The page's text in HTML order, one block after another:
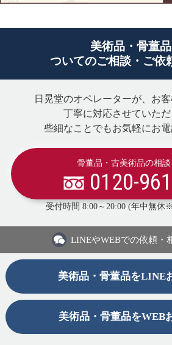
美術品・骨董
ついてのご相談・ご依
日晃堂のオペレーターが、お
丁寧に対応させていただ
些細なことでもお気軽にお電
骨董品・古美術品の相
0120-
受付時間 8:00～20:00 (年中無休
LINEやWEBでの依頼・
美術品・骨董品をLINE
美術品・骨董品をWEB